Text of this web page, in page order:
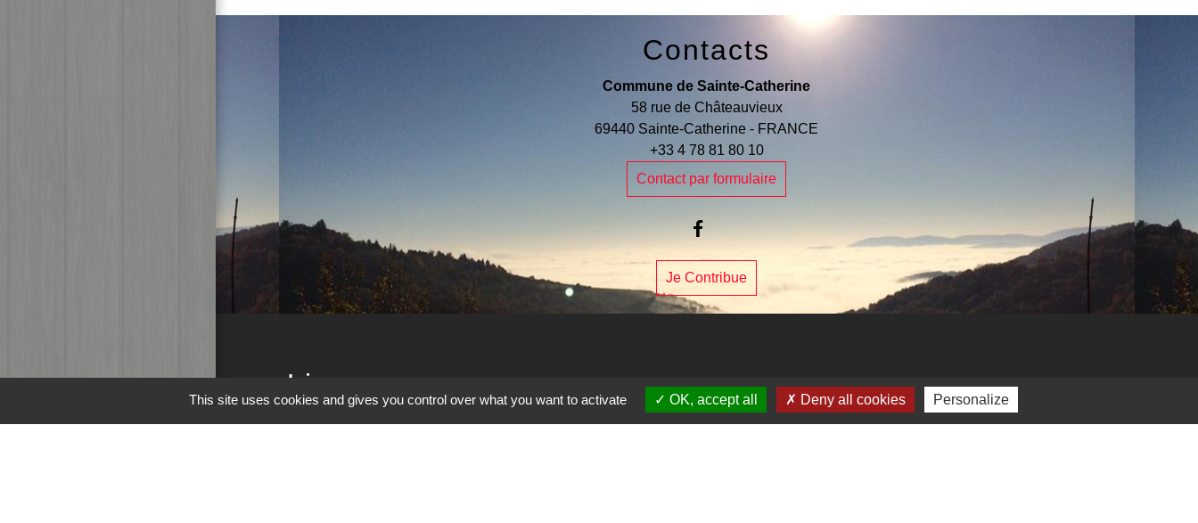
Contacts
Commune de Sainte-Catherine
58 rue de Châteauvieux
69440 Sainte-Catherine - FRANCE
+33 4 78 81 80 10
Contact par formulaire
Je Contribue
Liens
Page Facebook de la commune
This site uses cookies and gives you control over what you want to activate OK, accept all Deny all cookies Personalize